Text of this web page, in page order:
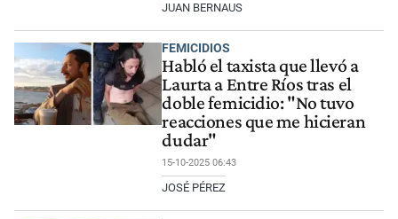
JUAN BERNAUS
FEMICIDIOS
Habló el taxista que llevó a
Laurta a Entre Ríos tras el
doble femicidio: "No tuvo
reacciones que me hicieran
dudar"
15-10-2025 06:43
JOSÉ PÉREZ